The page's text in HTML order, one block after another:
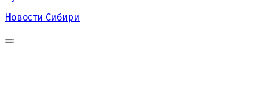
Новости Сибири